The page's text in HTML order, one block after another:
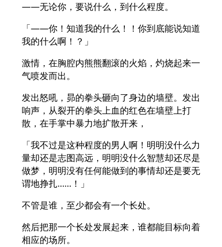
——无论你，要说什么，到什么程度。
「——你！知道我的什么！！你到底能说知道
我的什么啊！？」
激情，在胸腔内熊熊翻滚的火焰，灼烧起来一
气喷发而出。
发出怒吼，昴的拳头砸向了身边的墙壁。发出
响声，从裂开的拳头上血的红色在墙壁上打
散，在手掌中暴力地扩散开来，
「我不过是这种程度的男人啊！明明没什么力
量却还是志图高远，明明没什么智慧却还尽是
做梦，明明没有任何能做到的事情却还是要无
谓地挣扎……！」
不管是谁，至少都会有一个长处。
然后把那一个长处发展起来，谁都能目标向着
相应的场所。